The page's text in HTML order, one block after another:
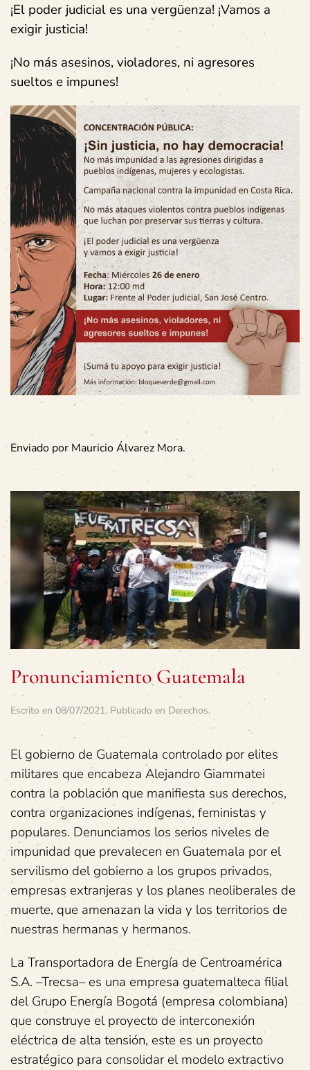
¡El poder judicial es una vergüenza! ¡Vamos a
exigir justicia!
¡No más asesinos, violadores, ni agresores
sueltos e impunes!
Enviado por Mauricio Álvarez Mora.
Pronunciamiento Guatemala
Escrito en 08/07/2021. Publicado en Derechos.
El gobierno de Guatemala controlado por elites
militares que encabeza Alejandro Giammatei
contra la población que manifiesta sus derechos,
contra organizaciones indígenas, feministas y
populares. Denunciamos los serios niveles de
impunidad que prevalecen en Guatemala por el
servilismo del gobierno a los grupos privados,
empresas extranjeras y los planes neoliberales de
muerte, que amenazan la vida y los territorios de
nuestras hermanas y hermanos.
La Transportadora de Energía de Centroamérica
S.A. –Trecsa– es una empresa guatemalteca filial
del Grupo Energía Bogotá (empresa colombiana)
que construye el proyecto de interconexión
eléctrica de alta tensión, este es un proyecto
estratégico para consolidar el modelo extractivo